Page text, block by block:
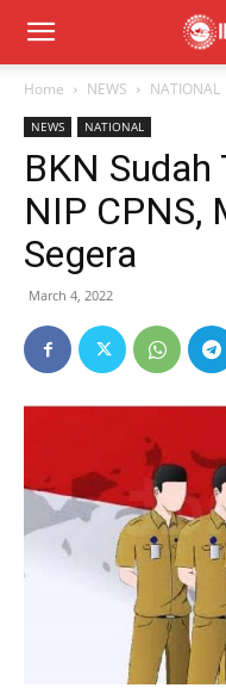
Home NEWS NATIONAL
NEWS NATIONAL
BKN
NIP CPNS,
Segera
March 4, 2022